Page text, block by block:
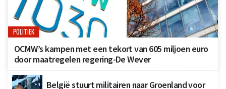
POLITIEK
OCMW’s kampen met een tekort van 605 miljoen euro
door maatregelen regering-De Wever
België stuurt militairen naar Groenland voor